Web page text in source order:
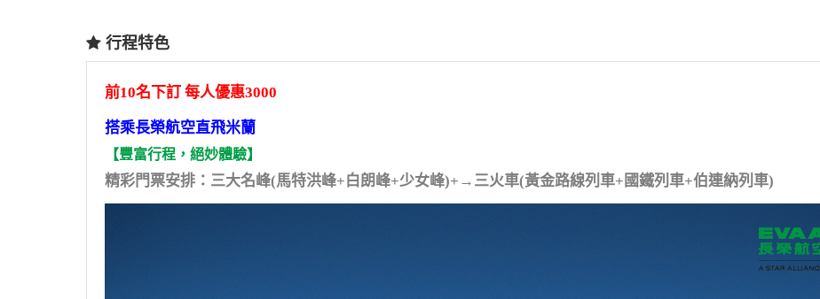
行程特色
前10名下訂 每人優惠3000
搭乘長榮航空直飛米蘭
【豐富行程，絕妙體驗】
精彩門票安排：三大名峰(馬特洪峰+白朗峰+少女峰)+→三火車(黃金路線列車+國鐵列車+伯連納列車)